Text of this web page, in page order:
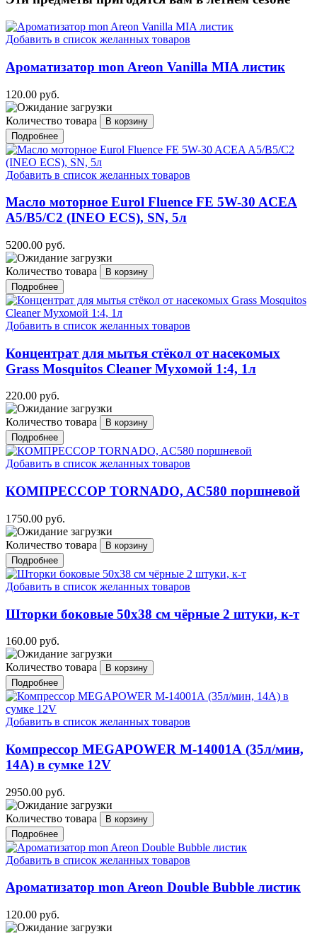
Добавить в список желанных товаров
Ароматизатор mon Areon Vanilla MIA листик
120.00 руб.
Количество товара
Подробнее
Добавить в список желанных товаров
Масло моторное Eurol Fluence FE 5W-30 ACEA
A5/B5/C2 (INEO ECS), SN, 5л
5200.00 руб.
Количество товара
Подробнее
Добавить в список желанных товаров
Концентрат для мытья стёкол от насекомых
Grass Mosquitos Cleaner Мухомой 1:4, 1л
220.00 руб.
Количество товара
Подробнее
Добавить в список желанных товаров
КОМПРЕССОР TORNADO, AC580 поршневой
1750.00 руб.
Количество товара
Подробнее
Добавить в список желанных товаров
Шторки боковые 50х38 см чёрные 2 штуки, к-т
160.00 руб.
Количество товара
Подробнее
Добавить в список желанных товаров
Компрессор MEGAPOWER M-14001А (35л/мин,
14А) в сумке 12V
2950.00 руб.
Количество товара
Подробнее
Добавить в список желанных товаров
Ароматизатор mon Areon Double Bubble листик
120.00 руб.